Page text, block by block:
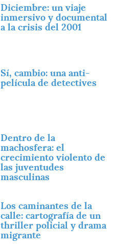
Diciembre: un viaje
inmersivo y documental
a la crisis del 2001
Sí, cambio: una anti-
película de detectives
Dentro de la
machosfera: el
crecimiento violento de
las juventudes
masculinas
Los caminantes de la
calle: cartografía de un
thriller policial y drama
migrante